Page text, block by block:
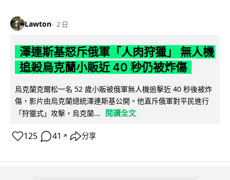
Lawton 2 日
澤連斯基怒斥俄軍「人肉狩獵」 無人機
追殺烏克蘭小販近 40 秒仍被炸傷
烏克蘭克爾松一名 52 歲小販被俄軍無人機追擊近 40 秒後被炸
傷，影片由烏克蘭總統澤連斯基公開。他直斥俄軍對平民進行
「狩獵式」攻擊，烏克蘭...
閱讀全文
125 41 ↗ 分享